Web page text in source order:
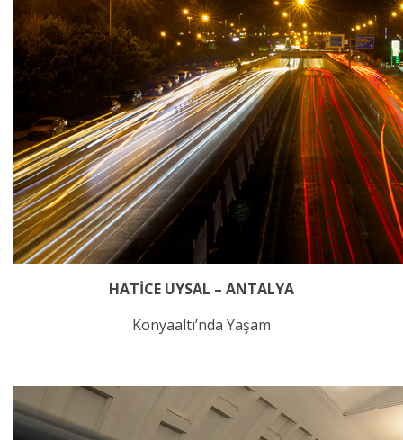
HATİCE UYSAL – ANTALYA
Konyaaltı’nda Yaşam